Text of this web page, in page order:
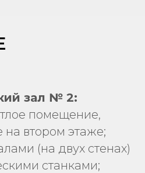
зал № 2:
помещение,
втором этаже;
(на двух стенах)
станками;